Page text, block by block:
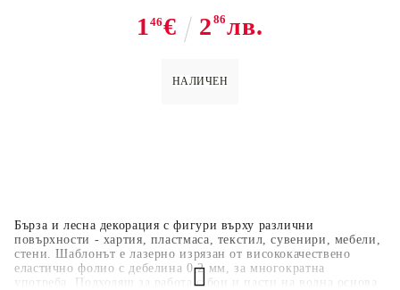
146€ 2 86лв.
НАЛИЧЕН
Бърза и лесна декорация с фигури върху различни
повърхности - хартия, пластмаса, текстил, сувенири, мебели,
стени. Шаблонът е лазерно изрязан от висококачествено
еластично фолио с дебелина 0,2 мм, за многократна
употреба. Подходящ за работа с бои и пасти на водна основа